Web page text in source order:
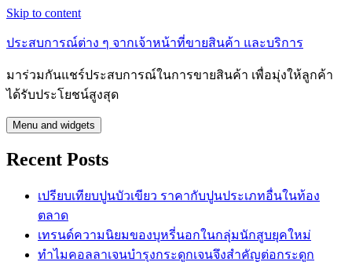
Skip to content
ประสบการณ์ต่าง ๆ จากเจ้าหน้าที่ขายสินค้า และบริการ
มาร่วมกันแชร์ประสบการณ์ในการขายสินค้า เพื่อมุ่งให้ลูกค้า
ได้รับประโยชน์สูงสุด
Menu and widgets
Recent Posts
เปรียบเทียบปูนบัวเขียว ราคากับปูนประเภทอื่นในท้อง
ตลาด
เทรนด์ความนิยมของบุหรี่นอกในกลุ่มนักสูบยุคใหม่
ทำไมคอลลาเจนบำรุงกระดูกเจนจึงสำคัญต่อกระดูก